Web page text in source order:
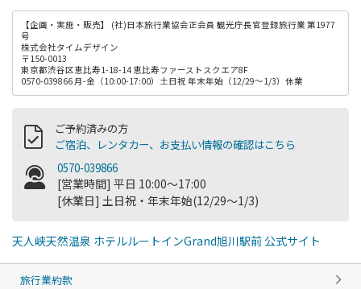
【企画・実施・販売】
(社)日本旅行業協会正会員 観光庁長官登録旅行業 第1977
号
株式会社タイムデザイン
〒150-0013
東京都渋谷区恵比寿1-18-14 恵比寿ファーストスクエア8F
0570-039866 月-金（10:00-17:00）土日祝 年末年始（12/29～1/3）休業
ご予約済みの方
ご宿泊、レンタカー、お支払い情報の確認はこちら
0570-039866
[営業時間] 平日 10:00～17:00
[休業日] 土日祝・年末年始(12/29～1/3)
天人峡天然温泉 ホテルルートインGrand旭川駅前 公式サイト
旅行業約款